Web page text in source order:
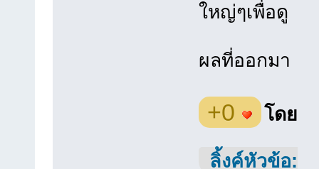
ใหญ่ๆเพื่อดู
ผลที่ออกมา
+0 โดย
ลิ้งค์หัวข้อ: